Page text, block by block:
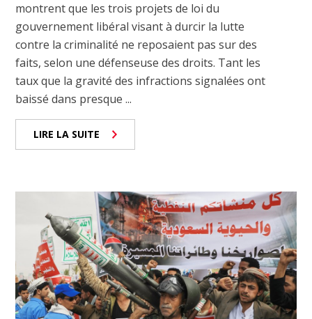
montrent que les trois projets de loi du
gouvernement libéral visant à durcir la lutte
contre la criminalité ne reposaient pas sur des
faits, selon une défenseuse des droits. Tant les
taux que la gravité des infractions signalées ont
baissé dans presque ...
LIRE LA SUITE